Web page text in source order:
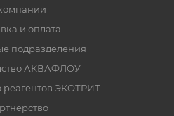
и оплата
подразделения
АКВАФЛОУ
реагентов ЭКОТРИТ